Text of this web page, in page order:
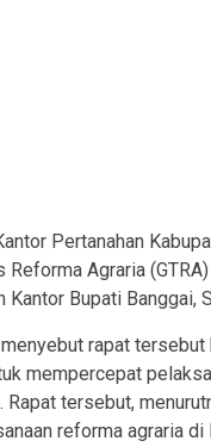
Pertanahan
Agraria
Kantor Bupati Banggai,
rapat
mempercepat
tersebut,
reforma agraria di